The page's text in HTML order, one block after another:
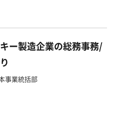
ー製造企業の総務事務/
事業統括部